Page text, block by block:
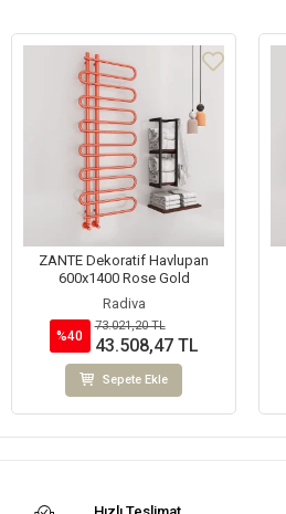
ZANTE Dekoratif Havlupan
600x1400 Rose Gold
Radiva
%40
73.021,20 TL
43.508,47 TL
Sepete Ekle